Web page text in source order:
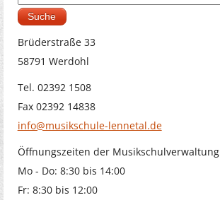
Suchformular
Brüderstraße 33
58791 Werdohl
Tel. 02392 1508
Fax 02392 14838
info@musikschule-lennetal.de
Öffnungszeiten der Musikschulverwaltung
Mo - Do: 8:30 bis 14:00
Fr: 8:30 bis 12:00